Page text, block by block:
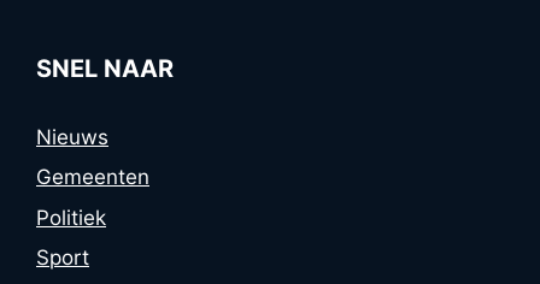
SNEL NAAR
Nieuws
Gemeenten
Politiek
Sport